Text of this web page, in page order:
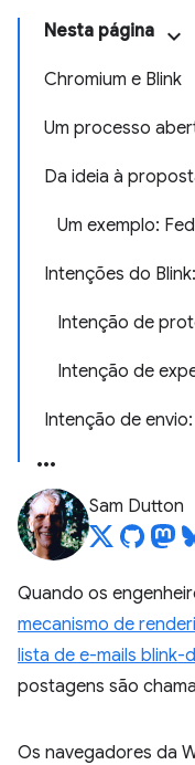
Nesta página
Chromium e Blink
Um processo
Da ideia à
Um exemplo:
Intenções do
Intenção de
Intenção de
Intenção de
Sam Dutton
Quando os
mecanismo de
lista de e-mails blink-
postagens são
Os navegadores da